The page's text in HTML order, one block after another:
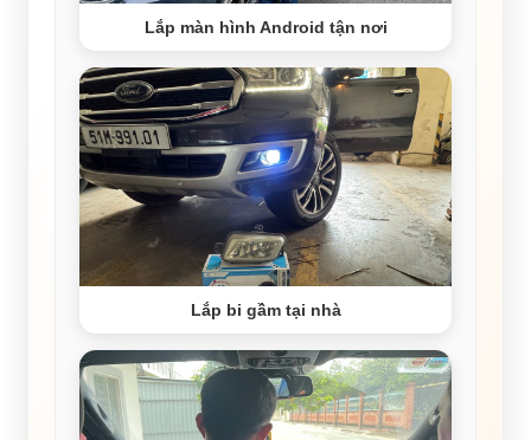
Lắp màn hình Android tận nơi
Lắp bi gầm tại nhà